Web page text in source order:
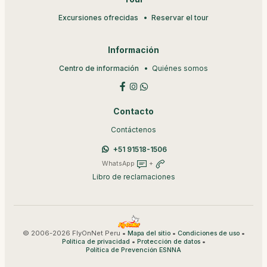
Excursiones ofrecidas Reservar el tour
Información
Centro de información Quiénes somos
Contacto
Contáctenos
+51 91518-1506
WhatsApp +
Libro de reclamaciones
© 2006-2026 FlyOnNet Peru • Mapa del sitio• Condiciones de uso•
Política de privacidad • Protección de datos•
Política de Prevención ESNNA